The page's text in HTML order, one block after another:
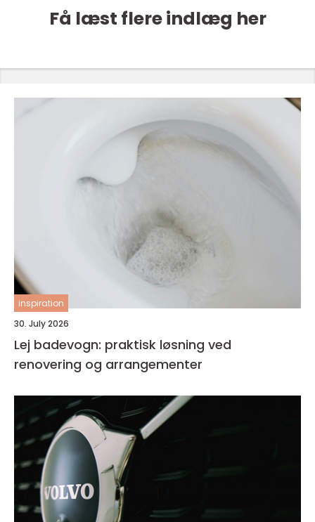
Få læst flere indlæg her
inspiration
30. July 2026
Lej badevogn: praktisk løsning ved
renovering og arrangementer